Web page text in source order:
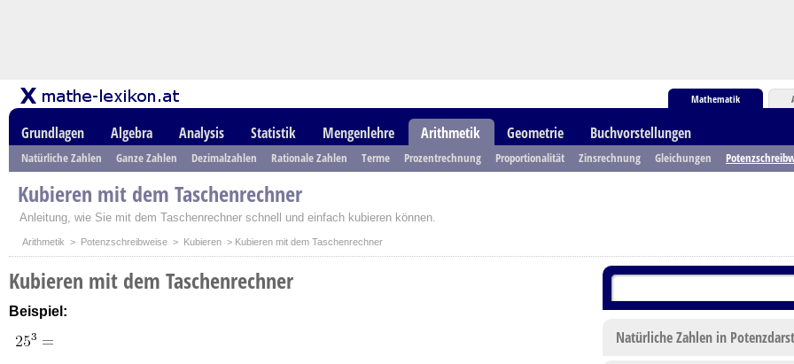
Mathematik
Grundlagen Algebra Analysis Statistik Mengenlehre Arithmetik Geometrie Buchvorstellungen
Natürliche Zahlen Ganze Zahlen Dezimalzahlen Rationale Zahlen Terme Prozentrechnung Proportionalität Zinsrechnung Gleichungen
Kubieren mit dem Taschenrechner
Anleitung, wie Sie mit dem Taschenrechner schnell und einfach kubieren können.
Arithmetik > Potenzschreibweise > Kubieren > Kubieren mit dem Taschenrechner
Kubieren mit dem Taschenrechner
Beispiel:
Natürliche Zahlen in